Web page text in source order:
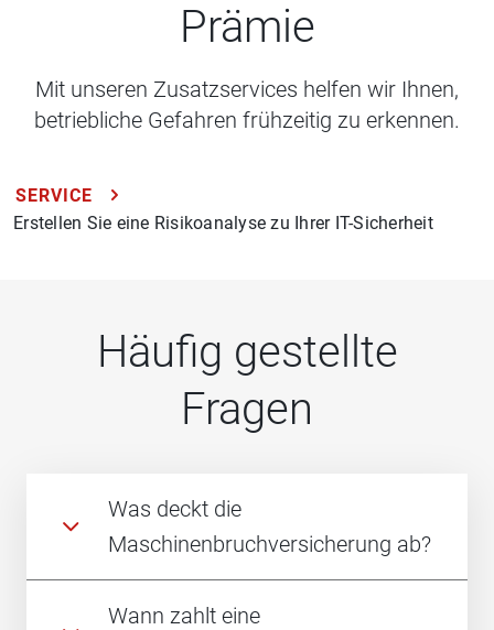
Prämie
Mit unseren Zusatzservices helfen wir Ihnen,
betriebliche Gefahren frühzeitig zu erkennen.
SERVICE
Erstellen Sie eine Risikoanalyse zu Ihrer IT-Sicherheit
Häufig gestellte
Fragen
Was deckt die
Maschinenbruchversicherung ab?
Wann zahlt eine